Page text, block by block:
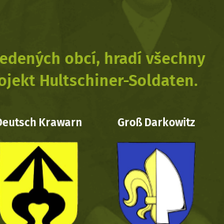
obcí, hradí všechny
Hultschiner-Soldaten.
Krawarn Groß Darkowitz